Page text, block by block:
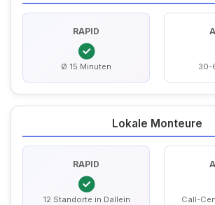
RAPID
Ø 15 Minuten 30-
Lokale Monteure
RAPID
12 Standorte in Dallein Call-